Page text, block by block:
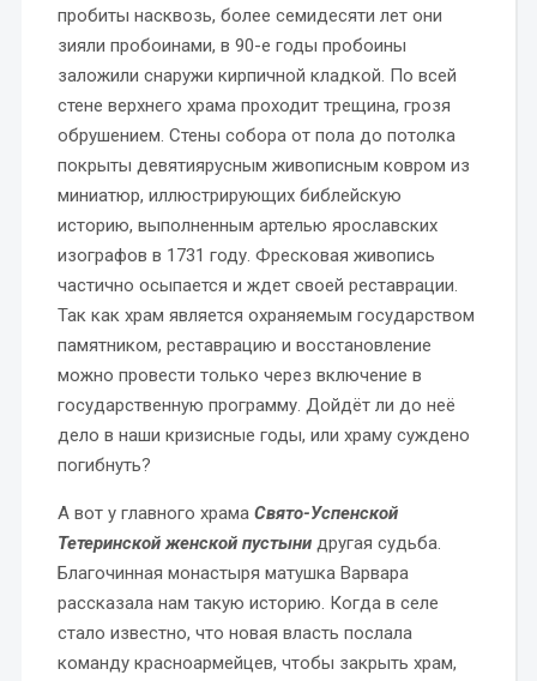
пробиты насквозь, более семидесяти лет они
зияли пробоинами, в 90-е годы пробоины
заложили снаружи кирпичной кладкой. По всей
стене верхнего храма проходит трещина, грозя
обрушением. Стены собора от пола до потолка
покрыты девятиярусным живописным ковром из
миниатюр, иллюстрирующих библейскую
историю, выполненным артелью ярославских
изографов в 1731 году. Фресковая живопись
частично осыпается и ждет своей реставрации.
Так как храм является охраняемым государством
памятником, реставрацию и восстановление
можно провести только через включение в
государственную программу. Дойдёт ли до неё
дело в наши кризисные годы, или храму суждено
погибнуть?
А вот у главного храмаСвято-Успенской
Тетеринской женской пустынидругая судьба.
Благочинная монастыря матушка Варвара
рассказала нам такую историю. Когда в селе
стало известно, что новая власть послала
команду красноармейцев, чтобы закрыть храм,